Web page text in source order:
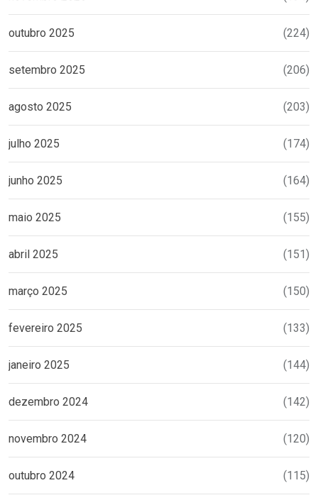
outubro 2025 (224)
setembro 2025 (206)
agosto 2025 (203)
julho 2025 (174)
junho 2025 (164)
maio 2025 (155)
abril 2025 (151)
março 2025 (150)
fevereiro 2025 (133)
janeiro 2025 (144)
dezembro 2024 (142)
novembro 2024 (120)
outubro 2024 (115)